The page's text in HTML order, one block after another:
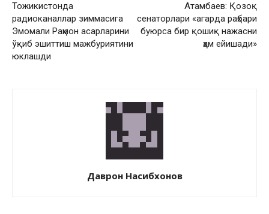
Тожикистонда
радиоканаллар зиммасига
Эмомали Раҳмон асарларини
ўқиб эшиттиш мажбуриятини
юклашди
Атамбаев: Қозоқ
сенаторлари «агарда раҳбари
буюрса бир қошиқ нажасни
ҳам ейишади»
Даврон Насибхонов